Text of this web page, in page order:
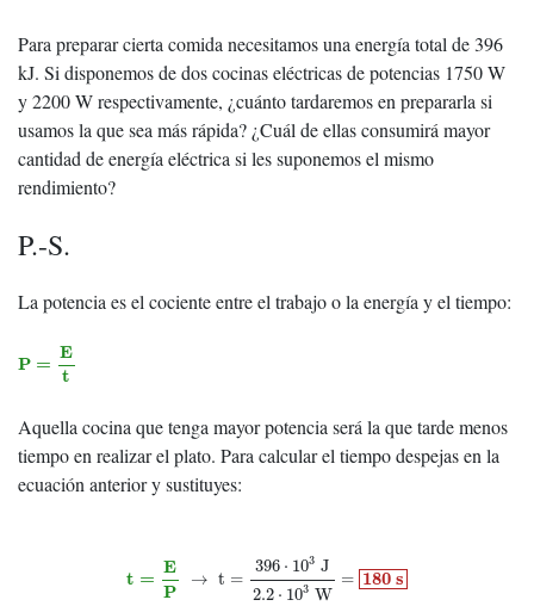
Para preparar cierta comida necesitamos una energía total de 396
kJ. Si disponemos de dos cocinas eléctricas de potencias 1750 W
y 2200 W respectivamente, ¿cuánto tardaremos en prepararla si
usamos la que sea más rápida? ¿Cuál de ellas consumirá mayor
cantidad de energía eléctrica si les suponemos el mismo
rendimiento?
P.-S.
La potencia es el cociente entre el trabajo o la energía y el tiempo:
P =
E
t
Aquella cocina que tenga mayor potencia será la que tarde menos
tiempo en realizar el plato. Para calcular el tiempo despejas en la
ecuación anterior y sustituyes:
t =
E
P
→ t =
396 ⋅ 103 J
2.2 ⋅ 103 W
= 180 s
→ 3 J2.2⋅10 3